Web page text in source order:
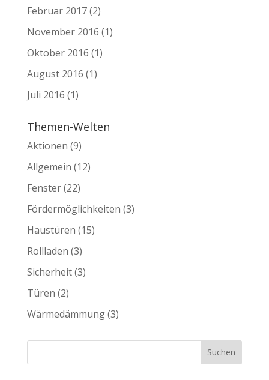
Februar 2017(2)
November 2016 (1)
Oktober 2016 (1)
August 2016 (1)
Juli 2016 (1)
Themen-Welten
Aktionen (9)
Allgemein (12)
Fenster(22)
Fördermöglichkeiten (3)
Haustüren (15)
Rollladen (3)
Sicherheit(3)
Türen (2)
Wärmedämmung(3)